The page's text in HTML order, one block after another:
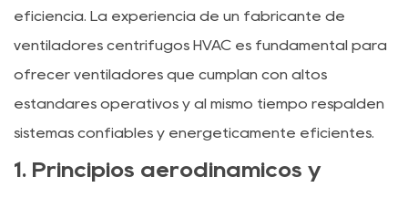
eficiencia. La experiencia de un fabricante de
ventiladores centrífugos HVAC es fundamental para
ofrecer ventiladores que cumplan con altos
estándares operativos y al mismo tiempo respalden
sistemas confiables y energéticamente eficientes.
1. Principios aerodinámicos y